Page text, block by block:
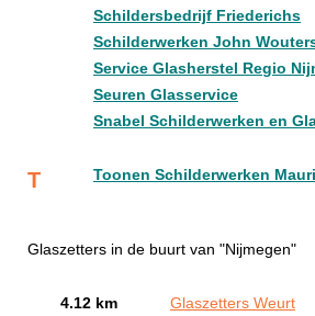
Schildersbedrijf Friederichs
Schilderwerken John
Service Glasherstel Regio
Seuren Glasservice
Snabel Schilderwerken en
T Toonen Schilderwerken
Glaszetters in de buurt van "Nijmegen"
4.12 km
Glaszetters Weurt